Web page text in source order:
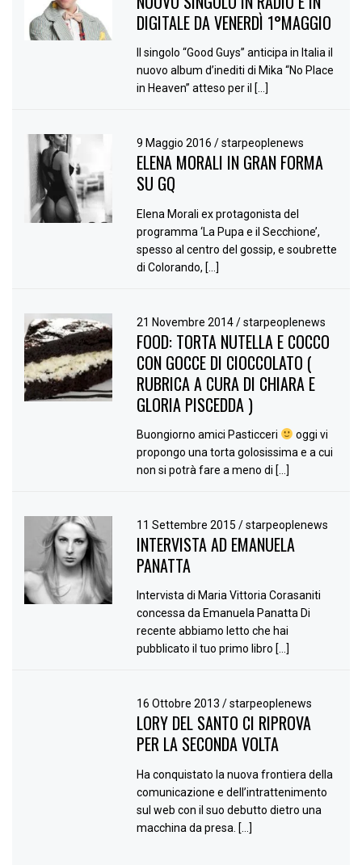
DIGITALE DA VENERDÌ 1°MAGGIO
Il singolo “Good Guys” anticipa in Italia il
nuovo album d’inediti di Mika “No Place
in Heaven” atteso per il […]
9 Maggio 2016/ starpeoplenews
ELENA MORALI IN GRAN FORMA
SU GQ
Elena Morali ex protagonista del
programma ‘La Pupa e il Secchione’,
spesso al centro del gossip, e soubrette
di Colorando, […]
21 Novembre 2014/ starpeoplenews
FOOD: TORTA NUTELLA E COCCO
CON GOCCE DI CIOCCOLATO (
RUBRICA A CURA DI CHIARA E
GLORIA PISCEDDA )
Buongiorno amici Pasticceri
oggi vi
propongo una torta golosissima e a cui
non si potrà fare a meno di […]
11 Settembre 2015/ starpeoplenews
INTERVISTA AD EMANUELA
PANATTA
Intervista di Maria Vittoria Corasaniti
concessa da Emanuela Panatta Di
recente abbiamo letto che hai
pubblicato il tuo primo libro […]
16 Ottobre 2013/ starpeoplenews
LORY DEL SANTO CI RIPROVA
PER LA SECONDA VOLTA
Ha conquistato la nuova frontiera della
comunicazione e dell’intrattenimento
sul web con il suo debutto dietro una
macchina da presa. […]